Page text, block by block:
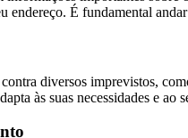
endereço. É fundamental
diversos imprevistos,
às suas necessidades e ao